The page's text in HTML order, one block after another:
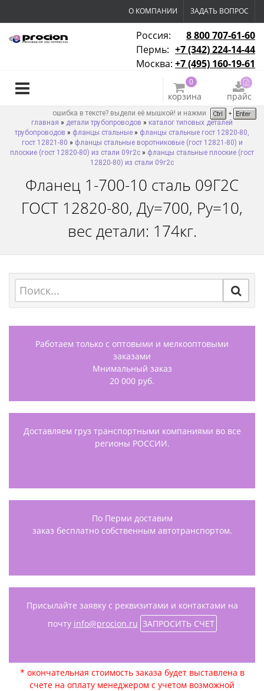
О КОМПАНИИ ЗАДАТЬ ВОПРОС
Россия:
8 800 707-61-60
Пермь: +7 (342) 224-14-44
Москва: +7 (495) 160-19-61
0
корзина прайс
ошибка в тексте? выдели её мышкой! и нажми
главная » детали трубопроводов » каталог типовых деталей
трубопроводов » фланцы стальные » фланцы стальные гост 12820-80,
гост 12821-80 » фланцы стальные воротниковые (гост 12821-80) и
плоские (гост 12820-80) из стали 09г2с » фланцы стальные плоские (гост
12820-80) из стали 09г2с
Фланец 1-700-10 сталь 09Г2С
ГОСТ 12820-80, Ду=700, Ру=10,
вес детали: 174кг.
Работаем только с оптовыми и мелкооптовыми
заказами
Мнимальный заказ
20 000 руб.
Доставляем груз транспортными компаниями во все
регионы РОССИИ.
По Перми доставим
заказ бесплатно собственным автотранспортом.
Присылайте заявку с реквизитами и контактами на
почту info@procion.ru ЗАПРОСИТЬ СЧЕТ
* окончательная стоимость заказа будет выставлена в
счете на оплату менеджером с учетом возможной